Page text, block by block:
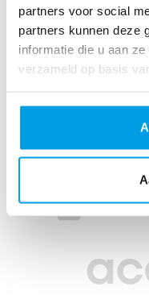
partners voor social
partners kunnen deze
informatie die u aan
verzameld op basis